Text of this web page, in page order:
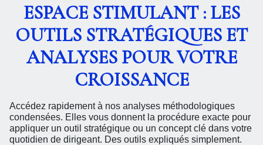
ESPACE STIMULANT : LES
OUTILS STRATÉGIQUES ET
ANALYSES POUR VOTRE
CROISSANCE
Accédez rapidement à nos analyses méthodologiques
condensées. Elles vous donnent la procédure exacte pour
appliquer un outil stratégique ou un concept clé dans votre
quotidien de dirigeant. Des outils expliqués simplement.